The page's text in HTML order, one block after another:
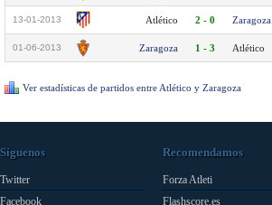
13-01-2013 Atlético 2 - 0 Zaragoza
01-06-2013 Zaragoza 1 - 3 Atlético
Ver estadísticas de partidos entre Atlético y Zaragoza
Síguenos
Twitter
Facebook
Recomendamos
Forza Atleti
Flashscore.es